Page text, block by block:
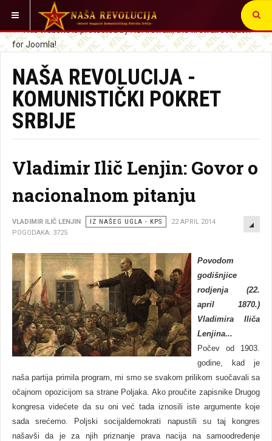
VI STE OVDE:
NAŠA REVOLUCIJA -
KOMUNISTIČKI POKRET
SRBIJE
Vladimir Ilič Lenjin: Govor o
nacionalnom pitanju
VLADIMIR ILIČ LENJIN IZ NAŠEG UGLA - KPS
22 APRIL 2014
POGODAKA: 3725
Povodom
godišnjice
rodjenja (22.
april 1870.)
Vladimira Iliča
Lenjina...
Počev od 1903.
godine, kad je
naša partija primila program, mi smo se svakom prilikom suočavali sa
očajnom opozicijom sa strane Poljaka. Ako proučite zapisnike Drugog
kongresa videćete da su oni već tada iznosili iste argumente koje
sada srećemo. Poljski socijaldemokrati napustili su taj kongres
našavši da je za njih priznanje prava nacija na samoodređenje